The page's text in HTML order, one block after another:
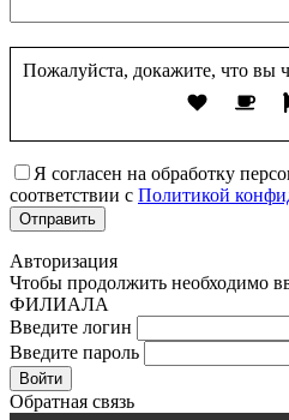
Пожалуйста, докажите, что вы
Я согласен на обработку
соответствии с Политикой
Авторизация
Чтобы продолжить необходимо
ФИЛИАЛА
Введите логин
Введите пароль
Войти
Обратная связь